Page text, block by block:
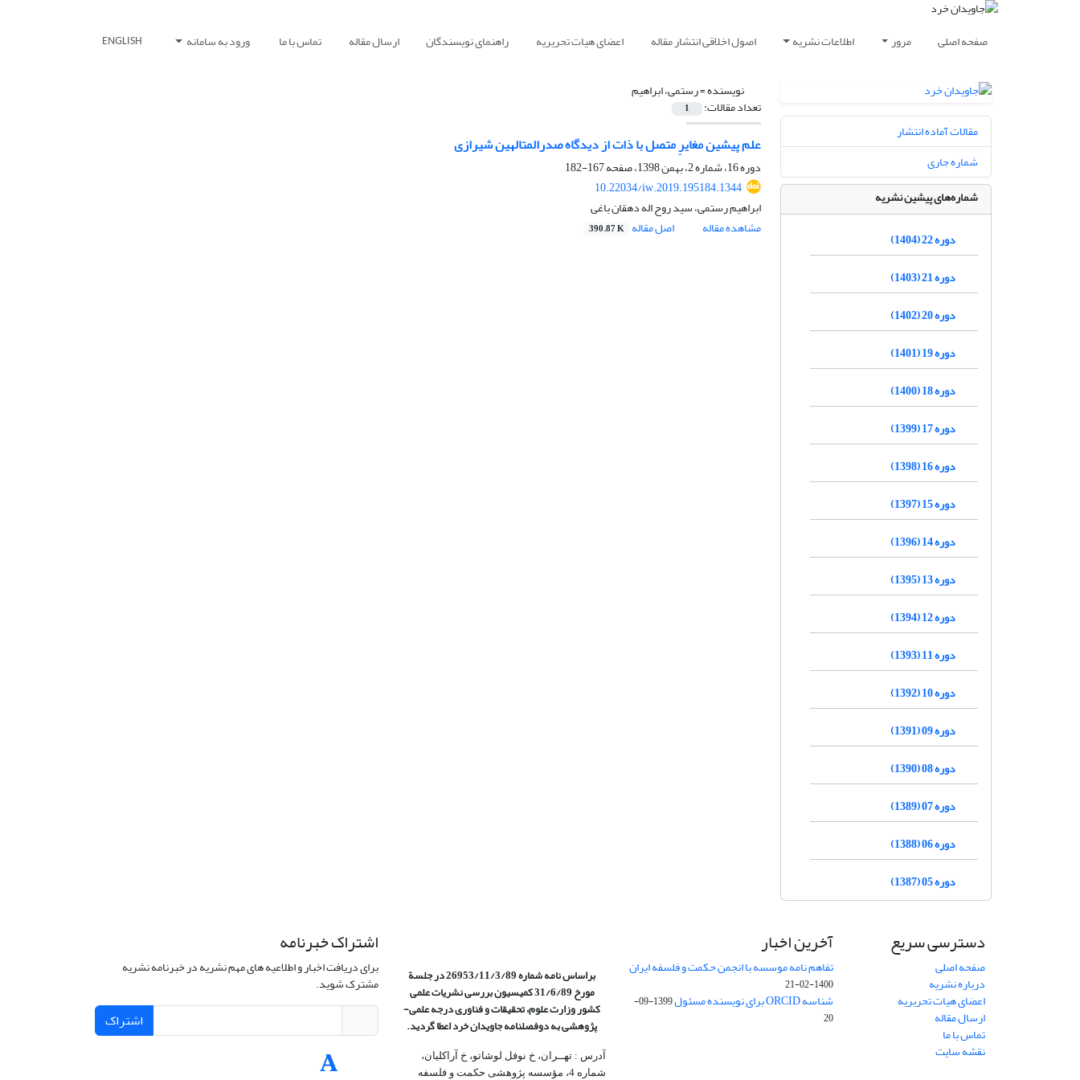
صفحه اصلی مرور اطلاعات نشریه اصول اخلاقی انتشار مقاله اعضای هیات تحریریه راهنمای نویسندگان ارسال مقاله تماس با ما ورود به سامانه ENGLISH
نویسنده =رستمی، ابراهیم
تعداد مقالات: 1
علم پیشین مغایرِ متصل با ذات از دیدگاه صدرالمتالهین شیرازی
دوره 16، شماره 2، بهمن 1398، صفحه
167-182
10.22034/iw.2019.195184.1344
ابراهیم رستمی، سید روح اله دهقان باغی
مشاهده مقاله
اصل مقاله 390.87 K
مقالات آماده انتشار
شماره جاری
شماره‌های پیشین نشریه
دوره 22 (1404)
دوره 21 (1403)
دوره 20 (1402)
دوره 19 (1401)
دوره 18 (1400)
دوره 17 (1399)
دوره 16 (1398)
دوره 15 (1397)
دوره 14 (1396)
دوره 13 (1395)
دوره 12 (1394)
دوره 11 (1393)
دوره 10 (1392)
دوره 09 (1391)
دوره 08 (1390)
دوره 07 (1389)
دوره 06 (1388)
دوره 05 (1387)
دسترسی سریع
صفحه اصلی
درباره نشریه
اعضای هیات تحریریه
ارسال مقاله
تماس با ما
نقشه سایت
آخرین اخبار
تفاهم نامه موسسه با انجمن حکمت و فلسفه ایران
1400-02-21
شناسه ORCID برای نویسنده مسئول
1399-09-
20
براساس نامه شماره 26953/11/3/89 در جلسة
مورخ 31/6/89 کمیسیون
بررسی نشریات علمی
کشور وزارت علوم، تحقیقات و فناوری درجه علمی‌-
پژوهشیبه دوفصلنامه جاویدان خرد اعطا گردید.
آدرس : تهــران، خ نوفل لوشاتو، خ آراکلیان،
شماره 4،‌ مؤسسه پژوهشی حکمت و فلسفه
اشتراک خبرنامه
برای دریافت اخبار و اطلاعیه های مهم نشریه در خبرنامه نشریه
مشترک شوید.
اشتراک